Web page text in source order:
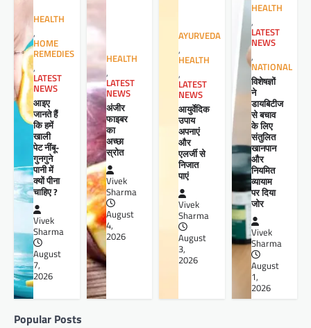
HEALTH
,
HOME
REMEDIES
,
LATEST
NEWS
आइए
जानते हैं
कि हमें
खाली
पेट नींबू-
गुनगुने
पानी में
क्यों पीना
चाहिए ?
Vivek
Sharma
August
7,
2026
HEALTH
,
LATEST
NEWS
अंजीर
फाइबर
का
अच्छा
स्रोत
Vivek
Sharma
August
4,
2026
AYURVEDA
,
HEALTH
,
LATEST
NEWS
आयुर्वेदिक
उपाय
अपनाएं
और
एलर्जी से
निजात
पाएं
Vivek
Sharma
August
3,
2026
HEALTH
,
LATEST
NEWS
,
NATIONAL
विशेषज्ञों
ने
डायबिटीज
से बचाव
के लिए
संतुलित
खानपान
और
नियमित
व्यायाम
पर दिया
जोर
Vivek
Sharma
August
1,
2026
Popular Posts